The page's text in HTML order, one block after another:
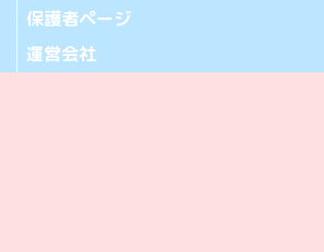
保護者ページ
運営会社